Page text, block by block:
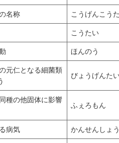
名称 こうげんこう
こうたい
ほんのう
元仁となる細菌類
びょうげんた
種の他固体に影響
ふぇろもん
病気 かんせんしょ